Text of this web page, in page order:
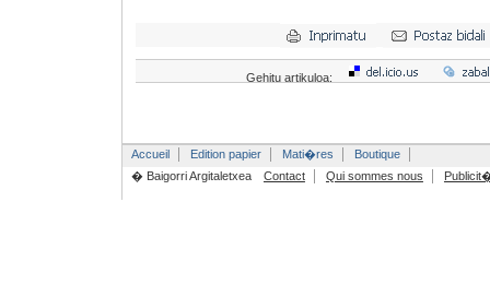
Gehitu artikuloa:
Accueil Edition papier Mati�res
Boutique
� Baigorri Argitaletxea
Contact Qui sommes nous